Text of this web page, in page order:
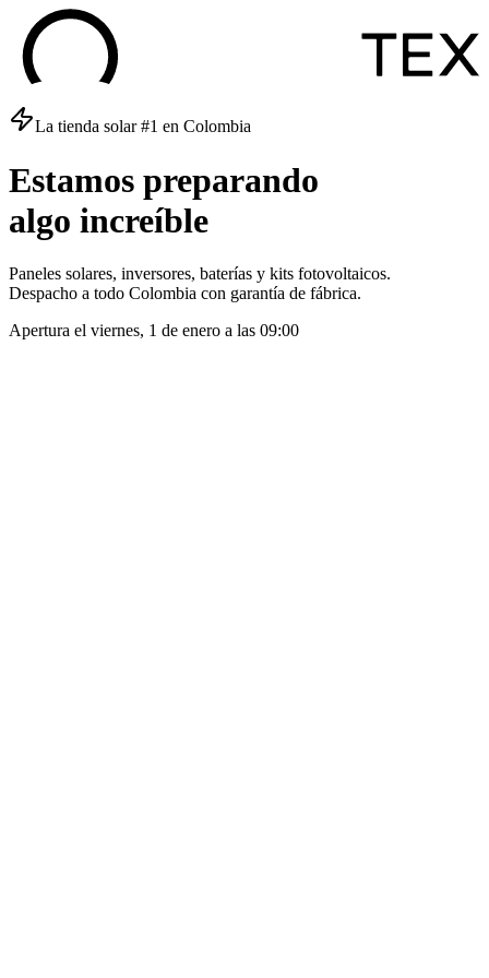
La tienda solar #1 en Colombia
Estamos preparando
algo increíble
Paneles solares, inversores, baterías y kits fotovoltaicos.
Despacho a todo Colombia con garantía de fábrica.
Apertura el viernes, 1 de enero a las 09:00